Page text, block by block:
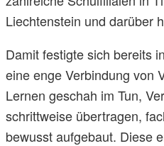
Liechtenstein und darüber
Damit festigte sich bereits
eine enge Verbindung von
Lernen geschah im Tun,
schrittweise übertragen,
bewusst aufgebaut. Diese